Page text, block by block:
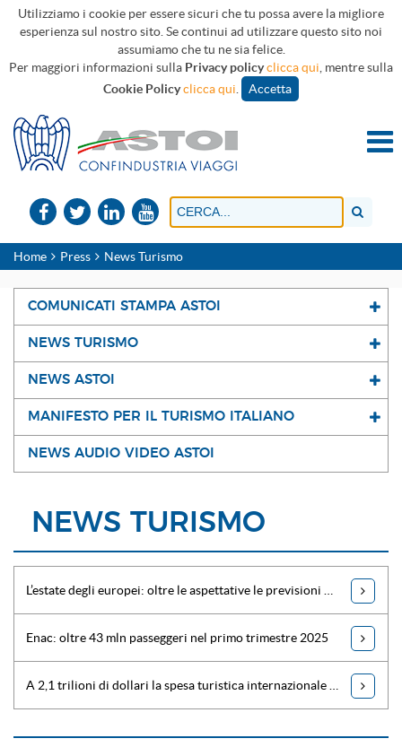
Utilizziamo i cookie per essere sicuri che tu possa avere la migliore
esperienza sul nostro sito. Se continui ad utilizzare questo sito noi
assumiamo che tu ne sia felice.
Per maggiori informazioni sulla Privacy policyclicca qui , mentre sulla
Cookie Policyclicca qui Accetta
Home Press News Turismo
COMUNICATI STAMPA ASTOI
NEWS TURISMO
NEWS ASTOI
MANIFESTO PER IL TURISMO ITALIANO
NEWS AUDIO VIDEO ASTOI
NEWS TURISMO
Enac: oltre 43 mln passeggeri nel primo trimestre 2025